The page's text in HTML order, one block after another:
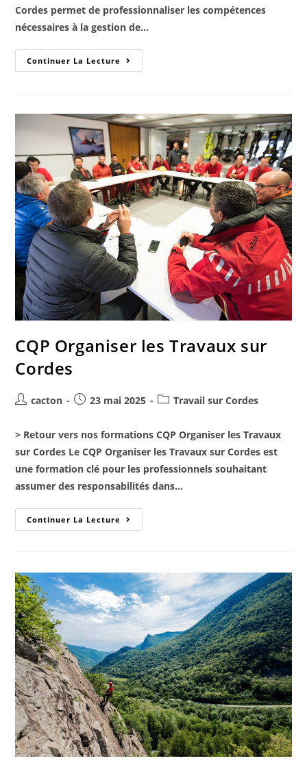
Cordes permet de professionnaliser les compétences
nécessaires à la gestion de…
Continuer La Lecture
CQP Organiser les Travaux sur
Cordes
cacton 23 mai 2025 Travail sur Cordes
> Retour vers nos formations CQP Organiser les Travaux
sur Cordes Le CQP Organiser les Travaux sur Cordes est
une formation clé pour les professionnels souhaitant
assumer des responsabilités dans…
Continuer La Lecture